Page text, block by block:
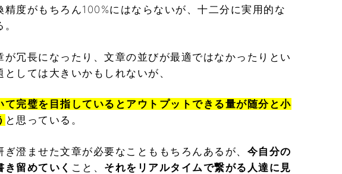
精度がもちろん100%にはならないが、十二分に実用的な
が冗長になったり、文章の並びが最適ではなかったりとい
としては大きいかもしれないが、
て完璧を目指しているとアウトプットできる量が随分と小
と思っている。
澄ませた文章が必要なことももちろんあるが、 今自分の
留めていく こと、 それをリアルタイムで繋がる人達に見